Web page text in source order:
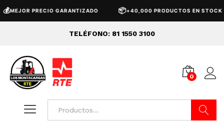
💰MEJOR PRECIO GARANTIZADO 📦+40,000 PRODUCTOS EN STOCK
TELÉFONO: 81 1550 3100
0